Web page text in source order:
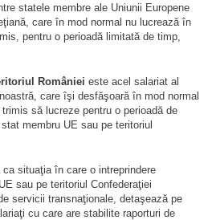
statele membre ale Uniunii Europene
care în mod normal nu lucrează în
pentru o perioadă limitată de timp,
României este acel salariat al
care îşi desfăşoară în mod normal
să lucreze pentru o perioadă de
membru UE sau pe teritoriul
ca situaţia în care o intreprindere
sau pe teritoriul Confederaţiei
servicii transnaţionale, detaşează pe
cu care are stabilite raporturi de